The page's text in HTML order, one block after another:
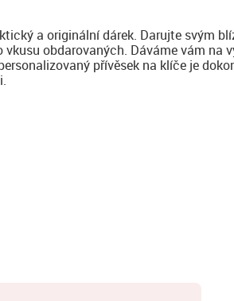
a originální dárek. Darujte svým
obdarovaných. Dáváme vám na
přívěsek na klíče je